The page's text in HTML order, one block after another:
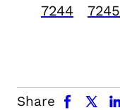
7244 7245
Share
facebook x.com linkedin